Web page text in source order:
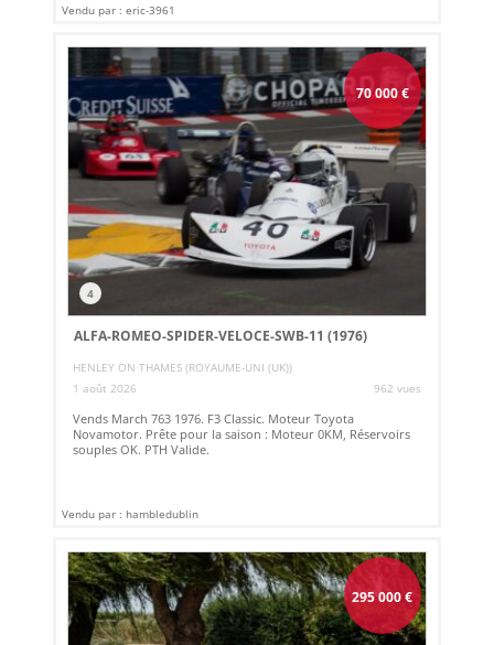
Vendu par : eric-3961
70 000€
4
ALFA-ROMEO-SPIDER-VELOCE-SWB-11 (1976)
HENLEY ON THAMES (ROYAUME-UNI (UK))
1 août 2026
962 vues
Vends March 763 1976. F3 Classic. Moteur Toyota
Novamotor. Prête pour la saison : Moteur 0KM, Réservoirs
souples OK. PTH Valide.
Vendu par : hambledublin
295 000€